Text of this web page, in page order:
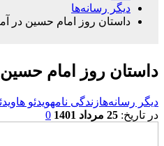
دیگر رسانه‌‌ها
داستان روز امام حسین در
داستان روز امام حسین
دیگر رسانه‌‌هازندگی نامهویدئو ها
در تاریخ: 25 مرداد 1401 0